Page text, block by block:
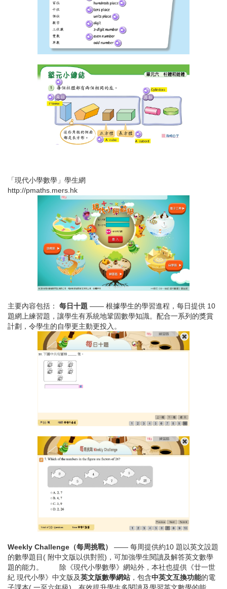
「現代小學數學」學生網
http://pmaths.mers.hk
主要內容包括： 每日十題 —— 根據學生的學習進程，每日提供 10
題網上練習題，讓學生有系統地鞏固數學知識。配合一系列的獎賞
計劃，令學生的自學更主動更投入。
Weekly Challenge（每周挑戰）
—— 每周提供約10 題以英文設題
的數學題目( 附中文版以供對照)，可加強學生閱讀及解答英文數學
題的能力。 除《現代小學數學》網站外，本社也提供《廿一世
紀 現代小學》中文版及英文版數學網站 ，包含中英文互換功能的電